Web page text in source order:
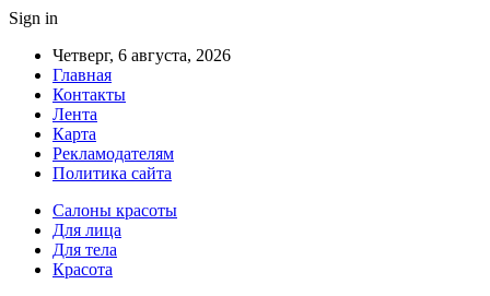
Sign in
Четверг, 6 августа, 2026
Главная
Контакты
Лента
Карта
Рекламодателям
Политика сайта
Салоны красоты
Для лица
Для тела
Красота